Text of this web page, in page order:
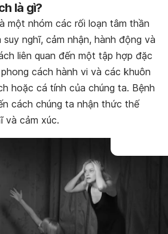
phù hợp
là gì?
một nhóm các rối loạn tâm thần
nghĩ, cảm nhận, hành động và
liên quan đến một tập hợp đặc
cách hành vi và các khuôn
hoặc cá tính của chúng ta. Bệnh
cách chúng ta nhận thức thế
và cảm xúc.